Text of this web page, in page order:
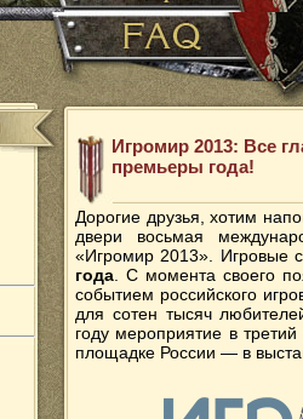
Игромир 2013: Все
премьеры года!
Дорогие друзья, хотим
двери восьмая
«Игромир 2013». Игровые
года . С момента своего
событием российского
для сотен тысяч
году мероприятие в
площадке России — в